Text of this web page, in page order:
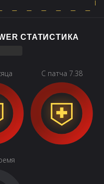
СТАТИСТИКА
С патча 7.38